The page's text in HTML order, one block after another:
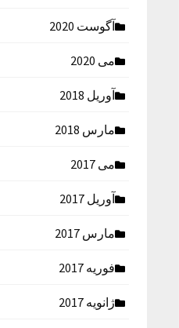
آگوست 2020
می 2020
آوریل 2018
مارس 2018
می 2017
آوریل 2017
مارس 2017
فوریه 2017
ژانویه 2017